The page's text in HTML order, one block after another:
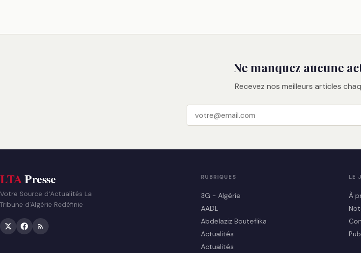
Ne manquez aucune
Recevez nos meilleurs articles
LTAPresse
Votre Source d’Actualités La
Tribune d'Algérie Redéfinie
RUBRIQUES
3G - Algérie
AADL
Abdelaziz Bouteflika
Actualités
Actualités
LE
À